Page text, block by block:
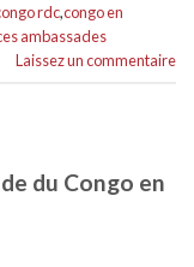
rdc,congo en
ambassades
Laissez un commentaire
du Congo en